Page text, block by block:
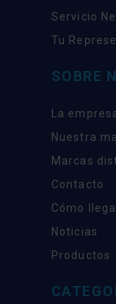
Servicio
Tu
SOBRE
La
Nuestra
Marcas
Contacto
Cómo
Noticias
Productos